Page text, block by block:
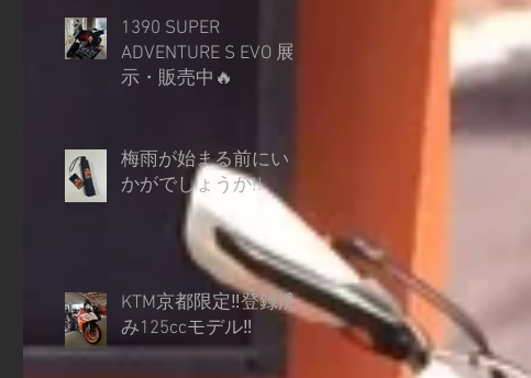
1390 SUPER
ADVENTURE S EVO 展
示・販売中🔥
梅雨が始まる前にい
かがでしょうか︎!!
KTM京都限定‼登録済
み125ccモデル‼